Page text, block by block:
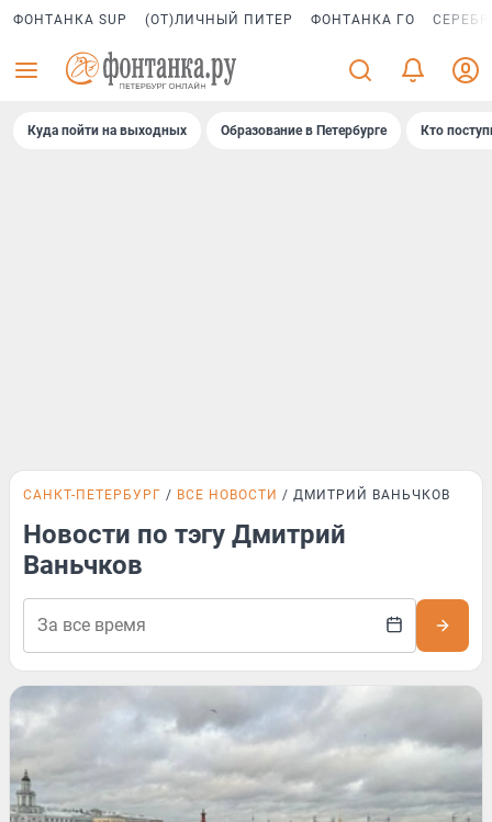
ФОНТАНКА SUP (ОТ)ЛИЧНЫЙ ПИТЕР ФОНТАНКА ГО
Куда пойти на выходных Образование в Петербурге Кто
САНКТ-ПЕТЕРБУРГ ВСЕ НОВОСТИ ДМИТРИЙ ВАНЬЧКОВ
Новости по тэгу Дмитрий
Ваньчков